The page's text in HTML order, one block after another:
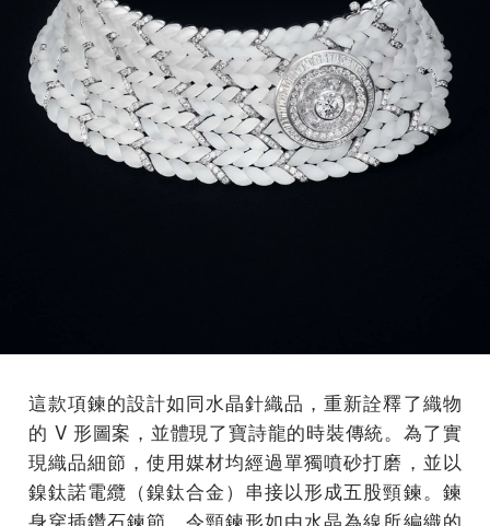
這款項鍊的設計如同水晶針織品，重新詮釋了織物
的 V 形圖案，並體現了寶詩龍的時裝傳統。為了實
現織品細節，使用媒材均經過單獨噴砂打磨，並以
鎳鈦諾電纜（鎳鈦合金）串接以形成五股頸鍊。鍊
身穿插鑽石鍊節，令頸鍊形如由水晶為線所編織的